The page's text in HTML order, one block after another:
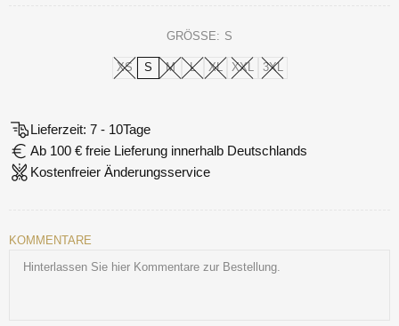
GRÖSSE: S
XS S M L XL XXL 3XL
Lieferzeit: 7 - 10Tage
Ab 100 € freie Lieferung innerhalb Deutschlands
Kostenfreier Änderungsservice
KOMMENTARE